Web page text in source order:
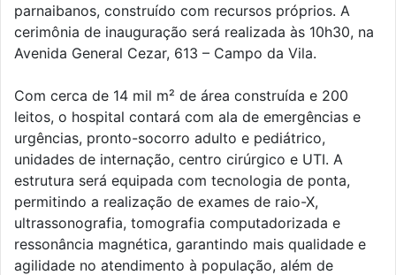
parnaibanos, construído com recursos próprios. A
cerimônia de inauguração será realizada às 10h30, na
Avenida General Cezar, 613 – Campo da Vila.
Com cerca de 14 mil m² de área construída e 200
leitos, o hospital contará com ala de emergências e
urgências, pronto-socorro adulto e pediátrico,
unidades de internação, centro cirúrgico e UTI. A
estrutura será equipada com tecnologia de ponta,
permitindo a realização de exames de raio-X,
ultrassonografia, tomografia computadorizada e
ressonância magnética, garantindo mais qualidade e
agilidade no atendimento à população, além de